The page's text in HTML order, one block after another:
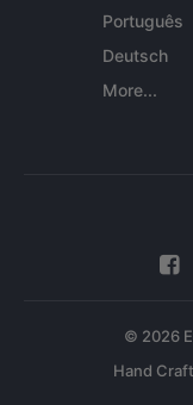
Português
Deutsch
More...
© 2026